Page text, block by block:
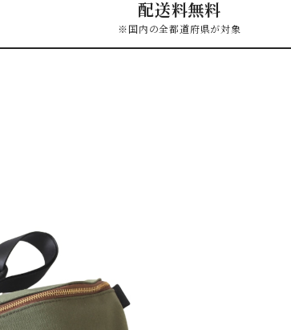
配送料無料
※国内の全都道府県が対象